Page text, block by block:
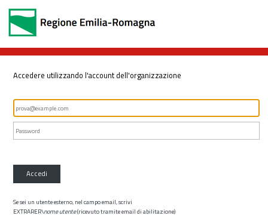
Accedere utilizzando l'account dell'organizzazione
Accedi
Se sei un utente esterno, nel campo email, scrivi
EXTRARER\nome utente(ricevuto tramite email di abilitazione)